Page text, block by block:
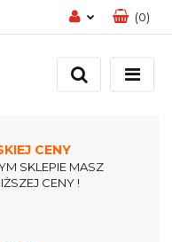
Zaloguj się
Zarejestruj się
(0)
CENY
SKLEPIE MASZ
CENY !